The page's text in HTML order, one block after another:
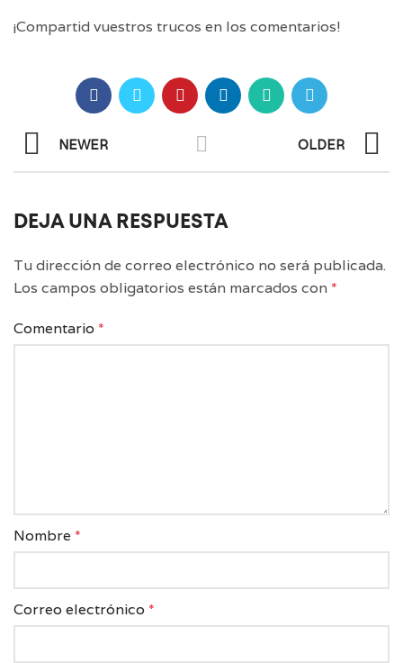
¡Compartid vuestros trucos en los comentarios!
NEWER OLDER
DEJA UNA RESPUESTA
Tu dirección de correo electrónico no será publicada.
Los campos obligatorios están marcados con *
Comentario *
Nombre *
Correo electrónico *